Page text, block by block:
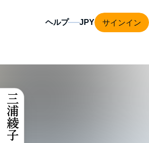
ヘルプ サインイン